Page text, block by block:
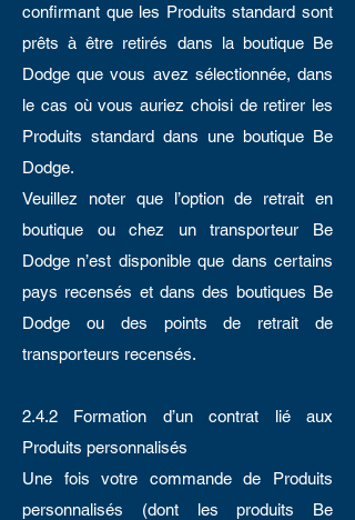
confirmant que les Produits standard sont
prêts à être retirés dans la boutique Be
Dodge que vous avez sélectionnée, dans
le cas où vous auriez choisi de retirer les
Produits standard dans une boutique Be
Dodge.
Veuillez noter que l’option de retrait en
boutique ou chez un transporteur Be
Dodge n’est disponible que dans certains
pays recensés et dans des boutiques Be
Dodge ou des points de retrait de
transporteurs recensés.
2.4.2 Formation d’un contrat lié aux
Produits personnalisés
Une fois votre commande de Produits
personnalisés (dont les produits Be